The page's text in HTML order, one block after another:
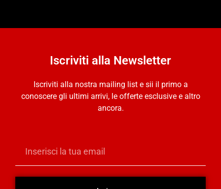
Iscriviti alla Newsletter
Iscriviti alla nostra mailing list e sii il primo a
conoscere gli ultimi arrivi, le offerte esclusive e altro
ancora.